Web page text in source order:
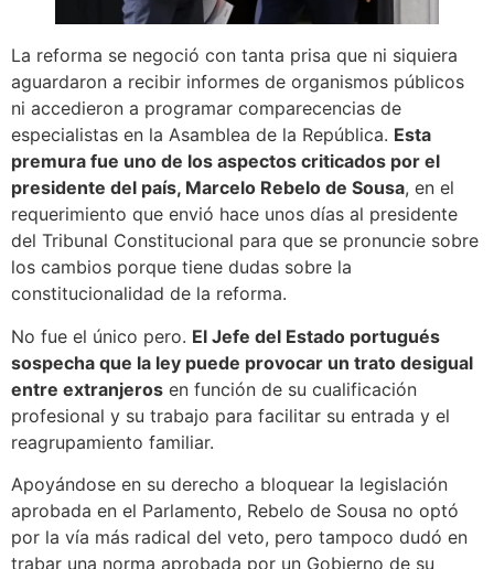
La reforma se negoció con tanta prisa que ni siquiera
aguardaron a recibir informes de organismos públicos
ni accedieron a programar comparecencias de
especialistas en la Asamblea de la República. Esta
premura fue uno de los aspectos criticados por el
presidente del país, Marcelo Rebelo de Sousa, en el
requerimiento que envió hace unos días al presidente
del Tribunal Constitucional para que se pronuncie sobre
los cambios porque tiene dudas sobre la
constitucionalidad de la reforma.
No fue el único pero. El Jefe del Estado portugués
sospecha que la ley puede provocar un trato desigual
entre extranjeros en función de su cualificación
profesional y su trabajo para facilitar su entrada y el
reagrupamiento familiar.
Apoyándose en su derecho a bloquear la legislación
aprobada en el Parlamento, Rebelo de Sousa no optó
por la vía más radical del veto, pero tampoco dudó en
trabar una norma aprobada por un Gobierno de su